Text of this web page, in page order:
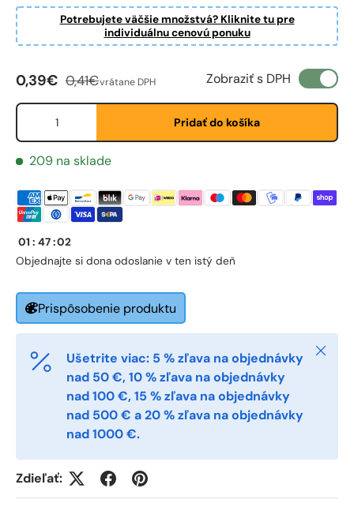
Potrebujete väčšie množstvá? Kliknite tu pre
individuálnu cenovú ponuku
First Name
Email
Phone
Postal Code *
Quantity *
Comments
Predajná cena
0,39€ Bežná cena
0,41€vrátane DPH Zobraziť s DPH
Množstvo
Pridať do košíka
209 na sklade
Objednajte si do
01 : 47:02
na odoslanie v ten istý deň
Prispôsobenie produktu
Ušetrite viac: 5 % zľava na objednávky
nad 50 €, 10 % zľava na objednávky
nad 100 €, 15 % zľava na objednávky
nad 500 € a 20 % zľava na objednávky
nad 1000 €.
Zdieľať: